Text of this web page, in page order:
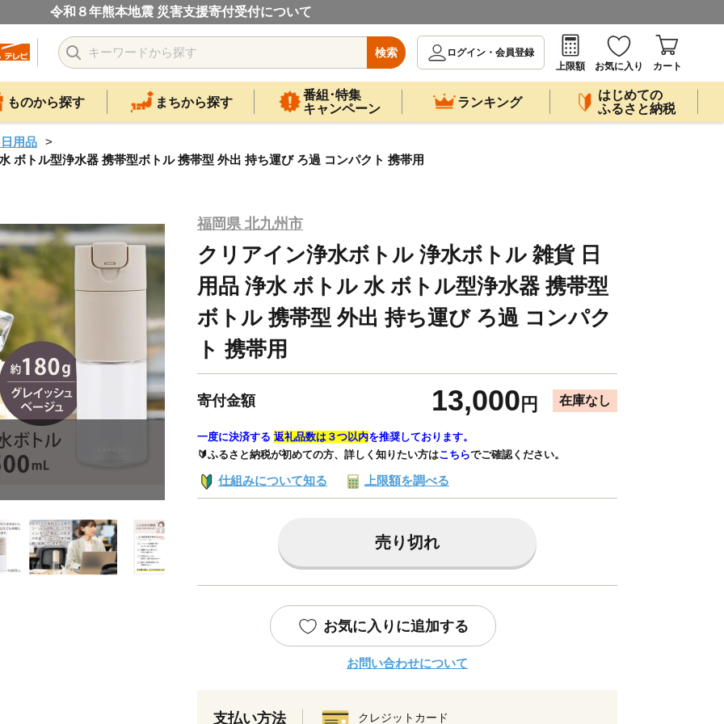
令和８年熊本地震 災害支援寄付受付について
検索
ログイン・会員登録
上限額
お気に入り カート
ものから探す まちから探す
番組･特集
キャンペーン
ランキング
はじめての
ふるさと納税
用品
ボトル型浄水器 携帯型ボトル 携帯型 外出 持ち運び ろ過 コンパクト 携帯用
福岡県 北九州市
クリアイン浄水ボトル 浄水ボトル 雑貨 日
用品 浄水 ボトル 水 ボトル型浄水器 携帯型
ボトル 携帯型 外出 持ち運び ろ過 コンパク
ト 携帯用
寄付金額 13,000 円 在庫なし
一度に決済する 返礼品数は３つ以内を推奨しております。
🔰ふるさと納税が初めての方、詳しく知りたい方はこちらでご確認ください。
仕組みについて知る 上限額を調べる
売り切れ
お気に入りに追加する
お問い合わせについて
支払い方法 クレジットカード